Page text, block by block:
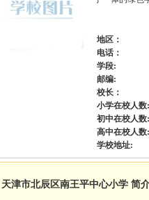
地区：
电话：
学段:
邮编:
校长：
小学在校人数:
初中在校人数:
高中在校人数:
学校地址:
天津市北辰区南王平中心小学 简